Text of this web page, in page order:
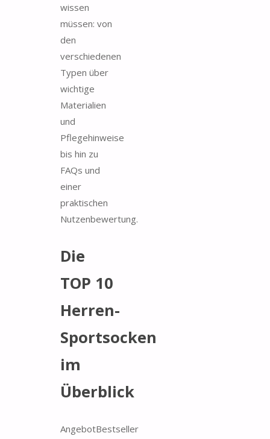
wissen
müssen: von
den
verschiedenen
Typen über
wichtige
Materialien
und
Pflegehinweise
bis hin zu
FAQs und
einer
praktischen
Nutzenbewertung.
Die
TOP 10
Herren-
Sportsocken
im
Überblick
AngebotBestseller